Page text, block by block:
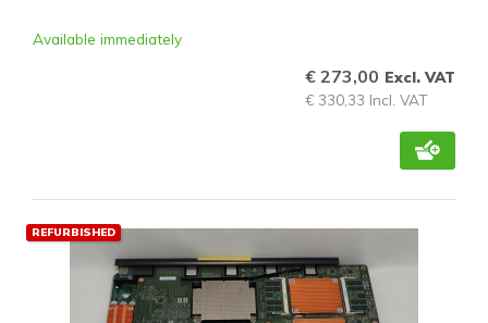
Available immediately
€ 273,00 Excl. VAT
€ 330,33 Incl. VAT
REFURBISHED